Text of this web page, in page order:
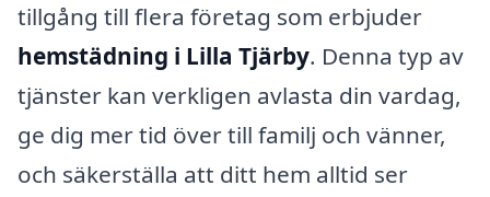
tillgång till flera företag som erbjuder
hemstädning i Lilla Tjärby. Denna typ av
tjänster kan verkligen avlasta din vardag,
ge dig mer tid över till familj och vänner,
och säkerställa att ditt hem alltid ser